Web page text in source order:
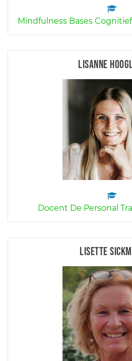
Mindfulness Bases
Lisanne
Docent De Personal
Lisette